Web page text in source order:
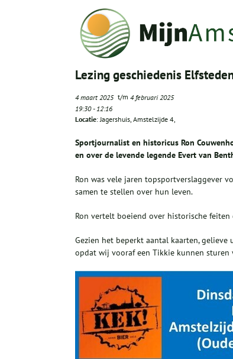
Lezing geschiedenis
4 maart 2025 t/m 4 februari 2025
19:30-12:16
Locatie: Jagershuis, Amstelzijde 4,
Sportjournalist en historicus Ron
en over de levende legende Evert van
Ron was vele jaren topsportverslaggever
samen te stellen over hun leven.
Ron vertelt boeiend over historische feiten
Gezien het beperkt aantal kaarten, gelieve
opdat wij vooraf een Tikkie kunnen sturen